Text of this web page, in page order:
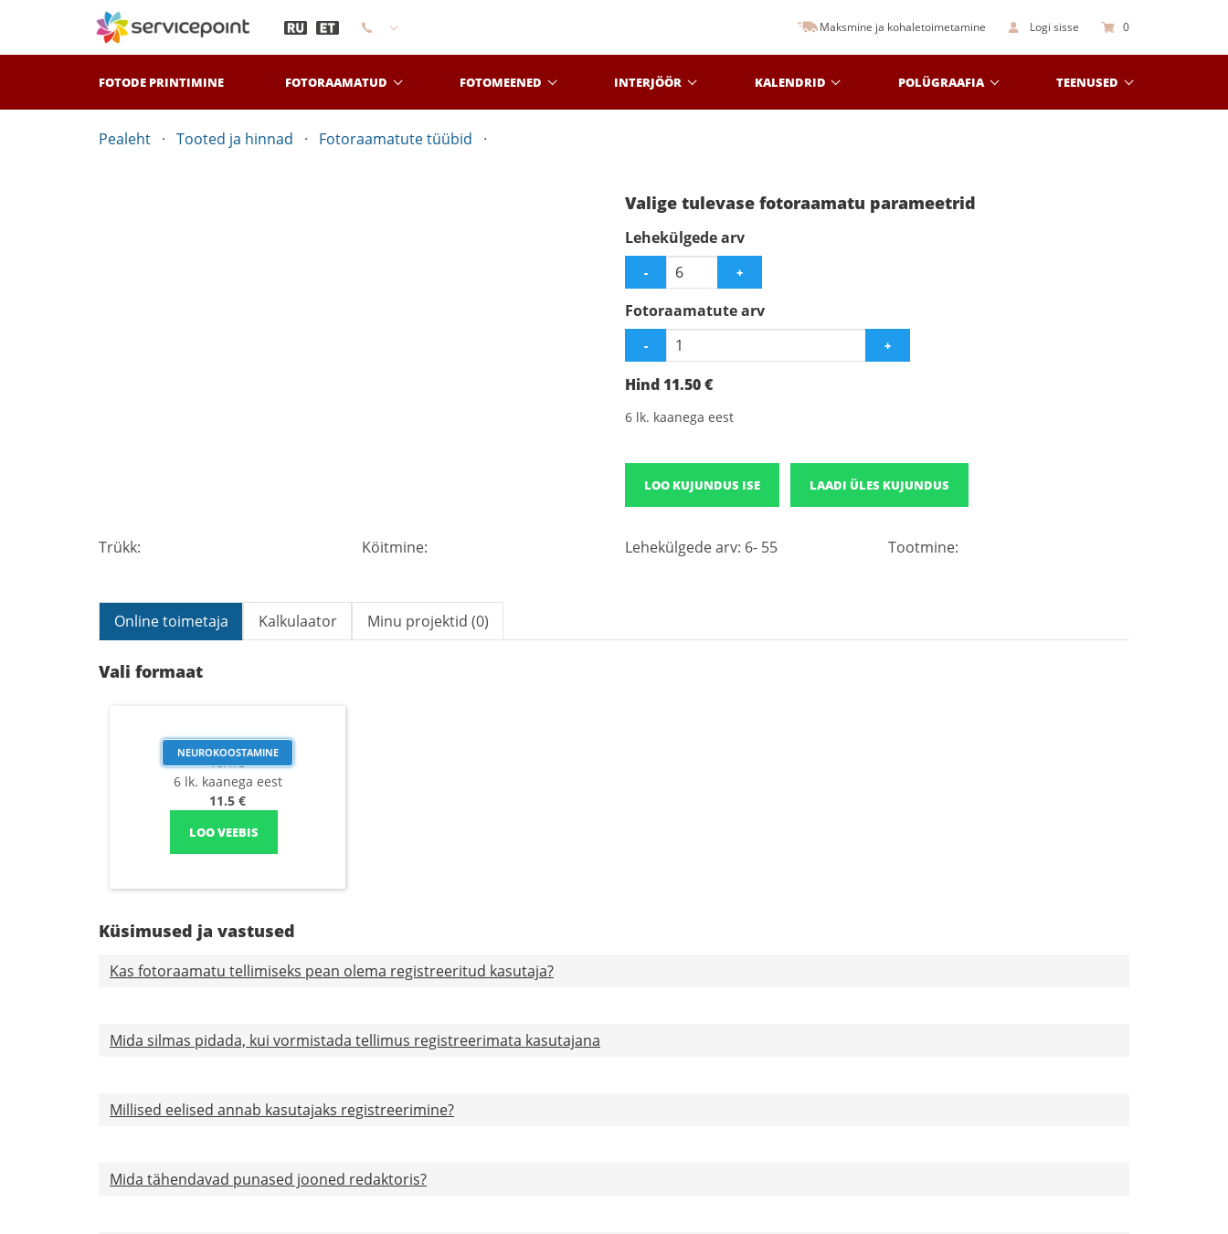
Maksmine ja kohaletoimetamine Logi sisse 0
FOTODE PRINTIMINE FOTORAAMATUD FOTOMEENED INTERJÖÖR KALENDRID POLÜGRAAFIA TEENUSED
Pealeht Tooted ja hinnad Fotoraamatute tüübid
Valige tulevase fotoraamatu parameetrid
Lehekülgede arv
- +
Fotoraamatute arv
- +
Hind11.50€
6 lk. kaanega eest
LOO KUJUNDUS ISE LAADI ÜLES KUJUNDUS
Trükk: Köitmine: Lehekülgede arv: 6- 55 Tootmine:
Online toimetaja Kalkulaator Minu projektid (0)
Vali formaat
NEUROKOOSTAMINE
10X15
6 lk. kaanega eest
11.5 €
LOO VEEBIS
Küsimused ja vastused
Kas fotoraamatu tellimiseks pean olema registreeritud kasutaja?
Mida silmas pidada, kui vormistada tellimus registreerimata kasutajana
Millised eelised annab kasutajaks registreerimine?
Mida tähendavad punased jooned redaktoris?